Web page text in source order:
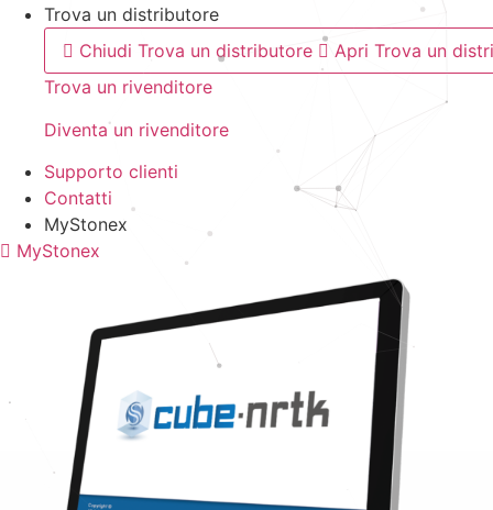
Trova un distributore
Chiudi Trova un distributore
Apri Trova un
Trova un rivenditore
Diventa un rivenditore
Supporto clienti
Contatti
MyStonex
MyStonex